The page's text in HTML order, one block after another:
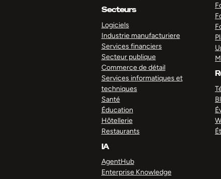
Secteurs
Logiciels
Industrie manufacturiere
Services financiers
Secteur publique
Commerce de détail
Services informatiques et
techniques
Santé
Éducation
Hôtellerie
Restaurants
IA
AgentHub
Enterprise Knowledge